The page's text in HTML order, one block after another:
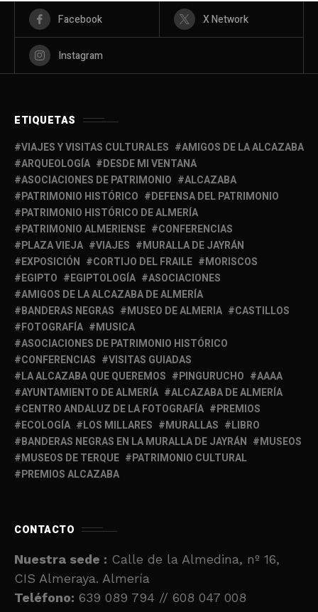
Facebook X Network
Instagram
ETIQUETAS
VIAJES Y VISITAS CULTURALES
AMIGOS DE LA ALCAZABA
ARQUEOLOGÍA
DESDE MI VENTANA
ASOCIACIONES DE PATRIMONIO
ALCAZABA
PATRIMONIO HISTÓRICO
DEFENSA DEL PATRIMONIO
PATRIMONIO HISTÓRICO DE ALMERÍA
PATRIMONIO ALMERIENSE
CONFERENCIAS
PLAZA VIEJA
VIAJES
MURALLA DE JAYRÁN
EXPOSICIÓN
CORTIJO DEL FRAILE
MORISCOS
EGIPTO
EGIPTOLOGÍA
ASOCIACIONES
AMIGOS DE LA ALCAZABA DE ALMERÍA
BANDERAS NEGRAS
MUSEO DE ALMERIA
CASTILLOS
FOTOGRAFÍA
MUSICA
ASOCIACIONES DE PATRIMONIO HISTÓRICO
CONFERENCIAS
VISITAS GUIADAS
LA ALCAZABA QUE QUEREMOS
PINGURUCHO
AAAA
AYUNTAMIENTO DE ALMERÍA
ALCAZABA DE ALMERÍA
CENTRO ANDALUZ DE LA FOTOGRAFÍA
PREMIOS
ECOLOGÍA
LOS MILLARES MURALLAS
LIBRO
BANDERAS NEGRAS EN LA MURALLA DE JAYRÁN
MUSEOS
MUSEOS DE TERQUE
PATRIMONIO CULTURAL
PREMIOS ALCAZABA
CONTACTO
Nuestra sede : Calle de la Almedina, nº 16,
CIS Almeraya. Almería
Teléfono: 639 089 794 // 608 047 008